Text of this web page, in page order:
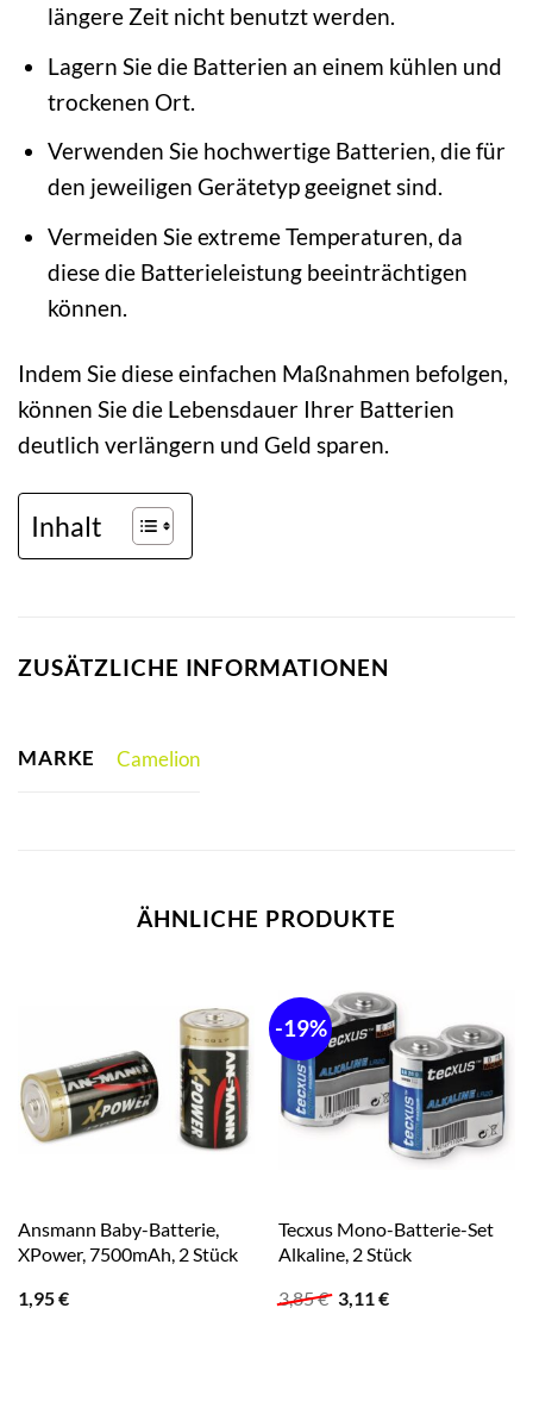
längere Zeit nicht benutzt werden.
Lagern Sie die Batterien an einem kühlen und
trockenen Ort.
Verwenden Sie hochwertige Batterien, die für
den jeweiligen Gerätetyp geeignet sind.
Vermeiden Sie extreme Temperaturen, da
diese die Batterieleistung beeinträchtigen
können.
Indem Sie diese einfachen Maßnahmen befolgen,
können Sie die Lebensdauer Ihrer Batterien
deutlich verlängern und Geld sparen.
Inhalt
ZUSÄTZLICHE INFORMATIONEN
MARKE Camelion
ÄHNLICHE PRODUKTE
Ansmann Baby-Batterie,
XPower, 7500mAh, 2 Stück
1,95€
-19%
Tecxus Mono-Batterie-Set
Alkaline, 2 Stück
3,85€ Ursprünglicher
3,11€Aktueller